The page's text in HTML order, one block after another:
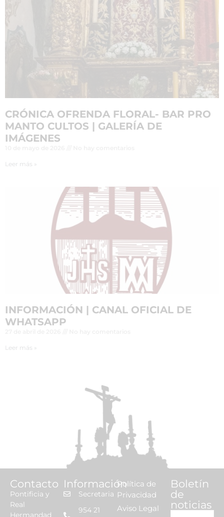
CRÓNICA OFRENDA FLORAL- BAR PRO
MANTO CULTOS | GALERÍA DE
IMÁGENES
Leer más »
INFORMACIÓN | CANAL OFICIAL DE
WHATSAPP
Leer más »
Contacto
Pontificia y
Real
Hermandad
Información
Secretaria
954 21
Política de
Privacidad
Aviso Legal
Boletín
de
noticias